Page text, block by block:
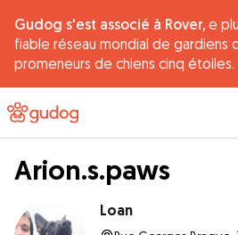
Gudog s'est associé à Rover, e
fiable réseau mondial de gardiens
promeneurs de chiens cinq étoiles.
Arion.s.paws
Loan